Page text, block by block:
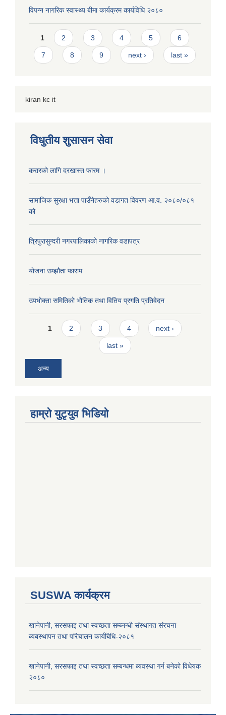
विपन्न नागरिक स्वास्थ्य बीमा कार्यक्रम कार्यविधि २०८०
Pages
1 2 3 4 5 6
7 8 9 next › last »
kiran kc it
विधुतीय शुसासन सेवा
करारको लागि दरखास्त फारम ।
सामाजिक सुरक्षा भत्ता पाउँनेहरुको वडागत विवरण आ.व. २०८०/०८१
को
त्रिपुरासुन्दरी नगरपालिकाको नागरिक वडापत्र
याेजना सम्झौता फाराम
उपभाेक्ता समितिकाे भाैतिक तथा वितिय प्रगति प्रतिवेदन
Pages
1 2 3 4 next ›
last »
अन्य
हाम्राे युटृयुव भिडियाे
SUSWA कार्यक्रम
खानेपानी, सरसफाइ तथा स्वच्छता सम्ब्नन्धी संस्थागत संरचना
ब्यबस्थापन तथा परिचालन कार्यबिधि-२०८१
खानेपानी, सरसफाइ तथा स्वच्छता सम्बन्धमा ब्यवस्था गर्न बनेको विधेयक
२०८०